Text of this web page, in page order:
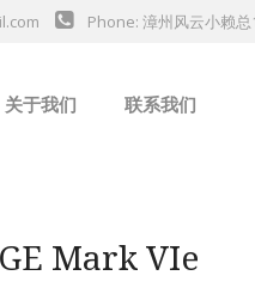
Phone: 漳州风云小赖总
关于我们 联系我们
Mark VIe